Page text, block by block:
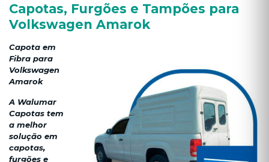
Capotas, Furgões e Tampões para
Volkswagen Amarok
Capota em
Fibra para
Volkswagen
Amarok
A Walumar
Capotas tem
a melhor
solução em
capotas,
furgões e